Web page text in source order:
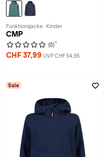
Funktionsjacke · Kinder
CMP
(0) 1
CHF 37,99 UVP CHF 54,95
Sale